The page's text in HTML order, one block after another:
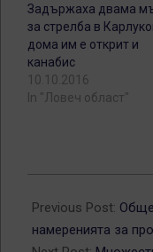
Задържаха двама
за стрелба в
дома им е открит и
канабис
10.10.2016
In "Ловеч област"
01-
19
Previous Post:
намеренията за